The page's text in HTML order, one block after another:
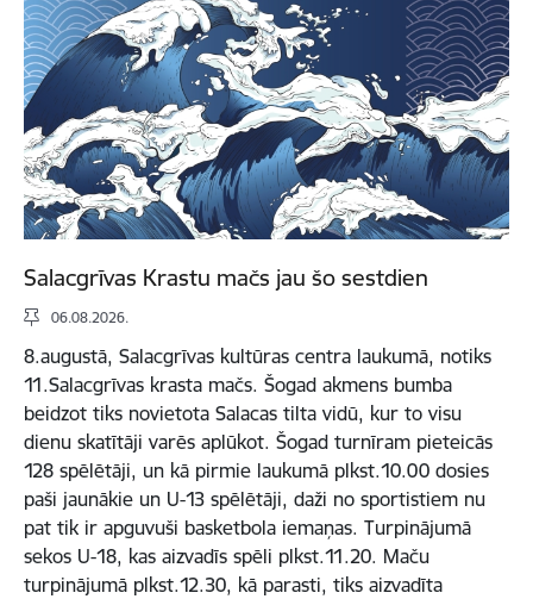
Salacgrīvas Krastu mačs jau šo sestdien
06.08.2026.
8.augustā, Salacgrīvas kultūras centra laukumā, notiks
11.Salacgrīvas krasta mačs. Šogad akmens bumba
beidzot tiks novietota Salacas tilta vidū, kur to visu
dienu skatītāji varēs aplūkot. Šogad turnīram pieteicās
128 spēlētāji, un kā pirmie laukumā plkst.10.00 dosies
paši jaunākie un U-13 spēlētāji, daži no sportistiem nu
pat tik ir apguvuši basketbola iemaņas. Turpinājumā
sekos U-18, kas aizvadīs spēli plkst.11.20. Maču
turpinājumā plkst.12.30, kā parasti, tiks aizvadīta